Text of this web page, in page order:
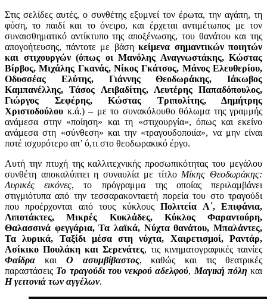
Στις σελίδες αυτές, ο συνθέτης εξυμνεί τον έρωτα, την αγάπη, τη
φύση, το παιδί και το όνειρο, και έρχεται αντιμέτωπος με τον
συναισθηματικό αντίκτυπο της αποξένωσης, του θανάτου και της
απογοήτευσης, πάντοτε με βάση κείμενα σημαντικών ποιητών
και στιχουργών (όπως οι Μανόλης Αναγνωστάκης, Κώστας
Βίρβος, Μιχάλης Γκανάς, Νίκος Γκάτσος, Μάνος Ελευθερίου,
Οδυσσέας Ελύτης, Γιάννης Θεοδωράκης, Ιάκωβος
Καμπανέλλης, Τάσος Λειβαδίτης, Λευτέρης Παπαδόπουλος,
Γιώργος Σεφέρης, Κώστας Τριπολίτης, Δημήτρης
Χριστοδούλου κ.ά.) – με το συνακόλουθο θόλωμα της γραμμής
ανάμεσα στην «ποίηση» και τη «στιχουργία», όπως και εκείνο
ανάμεσα στη «σύνθεση» και την «τραγουδοποιία», να μην είναι
ποτέ ισχυρότερο απ’ ό,τι στο θεοδωρακικό έργο.
Αυτή την πτυχή της καλλιτεχνικής προσωπικότητας του μεγάλου
συνθέτη αποκαλύπτει η συναυλία με τίτλο Μίκης Θεοδωράκης:
Λυρικές εικόνες, το πρόγραμμα της οποίας περιλαμβάνει
στιγμιότυπα από την τεσσαρακονταετή πορεία του στο τραγούδι
που προέρχονται από τους κύκλουςΠολιτεία Α΄,Επιφάνια,
Λιποτάκτες,Μικρές Κυκλάδες, Κύκλος Φαραντούρη,
Θαλασσινά φεγγάρια,Τα λαϊκά, Νύχτα θανάτου,Μπαλάντες,
Τα λυρικά, Ταξίδι μέσα στη νύχτα, Χαιρετισμοί,Ραντάρ,
Ασίκικο Πουλάκη και Σερενάτες, τις κινηματογραφικές ταινίες
Φαίδρα και Ο ασυμβίβαστος, καθώς και τις θεατρικές
παραστάσεις Το τραγούδι του νεκρού αδελφού, Μαγική πόλη και
Η γειτονιά των αγγέλων.